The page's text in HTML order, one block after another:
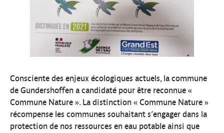
Consciente des enjeux écologiques actuels, la commune
de Gundershoffen a candidaté pour être reconnue «
Commune Nature ». La distinction « Commune Nature »
récompense les communes souhaitant s’engager dans la
protection de nos ressources en eau potable ainsi que